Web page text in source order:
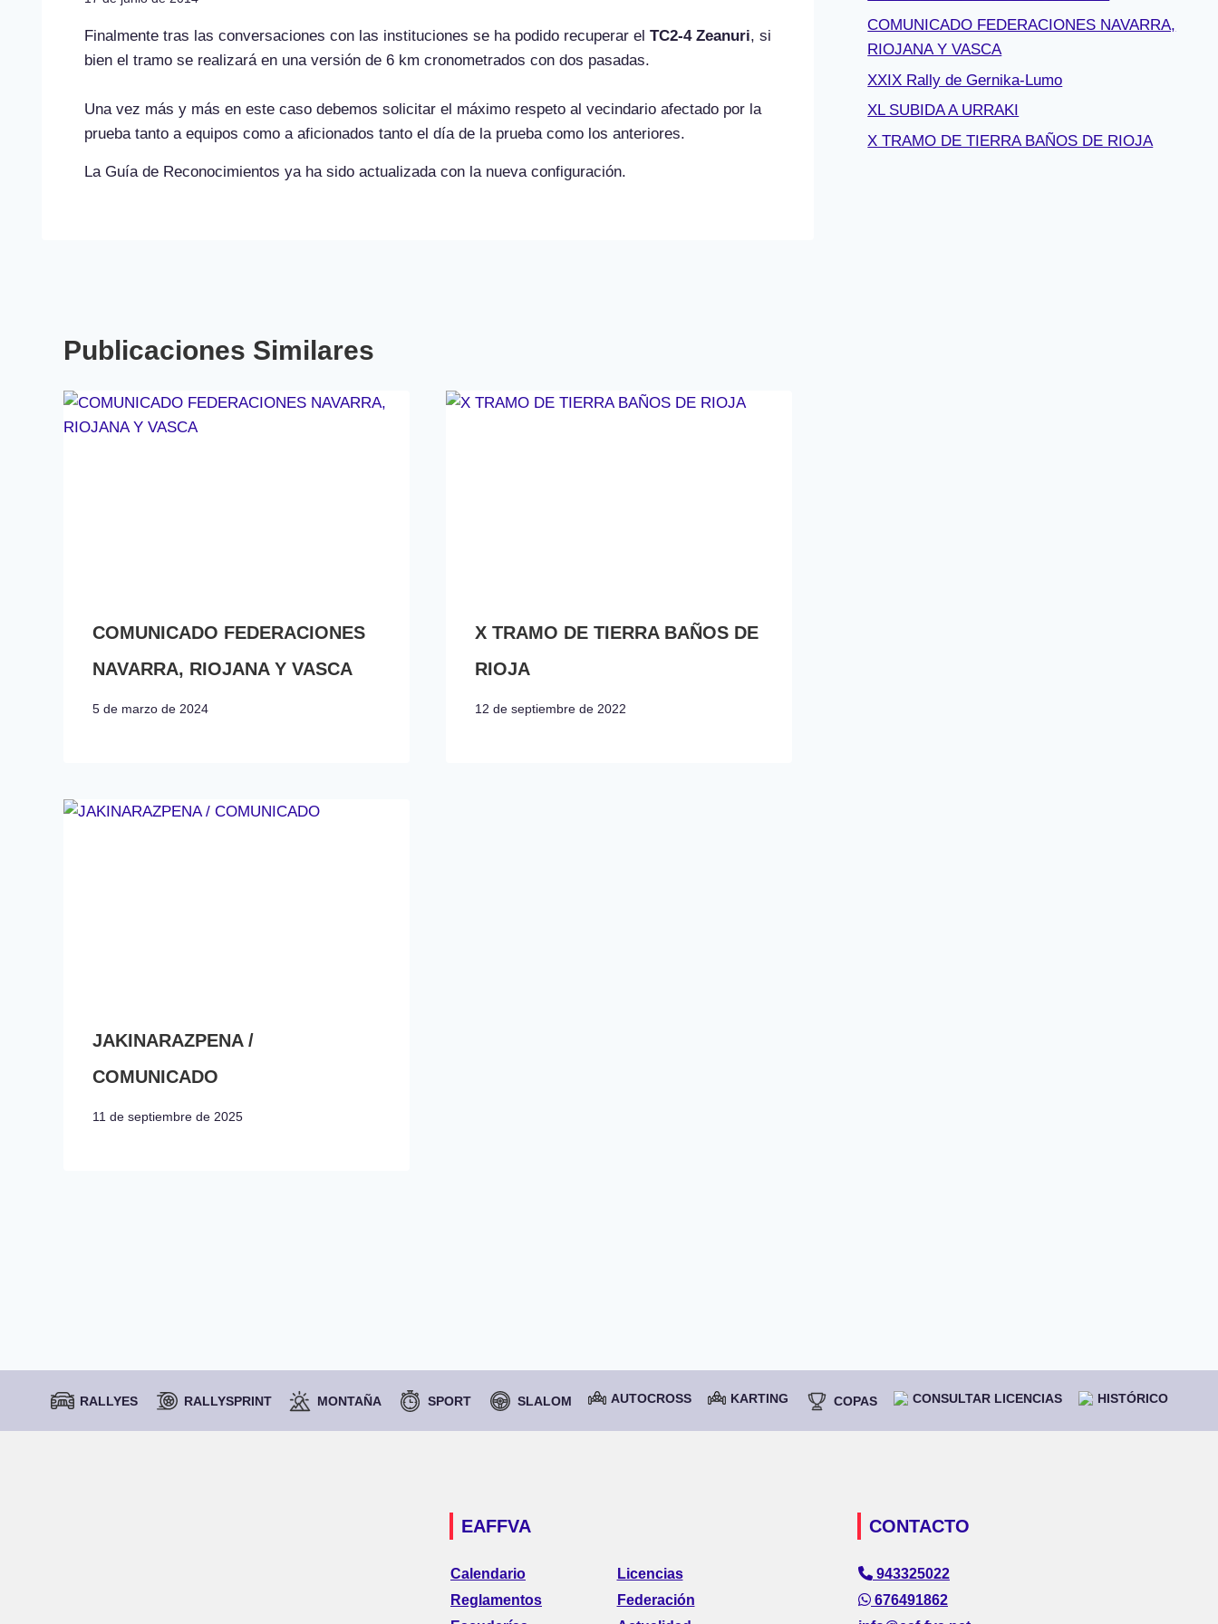
Finalmente tras las conversaciones con las instituciones se ha podido recuperar el TC2-4 Zeanuri, si
bien el tramo se realizará en una versión de 6 km cronometrados con dos pasadas.
Una vez más y más en este caso debemos solicitar el máximo respeto al vecindario afectado por la
prueba tanto a equipos como a aficionados tanto el día de la prueba como los anteriores.
La Guía de Reconocimientos ya ha sido actualizada con la nueva configuración.
Publicaciones Similares
COMUNICADO FEDERACIONES
NAVARRA, RIOJANA Y VASCA
5 de marzo de 2024
X TRAMO DE TIERRA BAÑOS DE
RIOJA
12 de septiembre de 2022
JAKINARAZPENA /
COMUNICADO
11 de septiembre de 2025
COMUNICADO FEDERACIONES NAVARRA,
RIOJANA Y VASCA
XXIX Rally de Gernika-Lumo
XL SUBIDA A URRAKI
X TRAMO DE TIERRA BAÑOS DE RIOJA
RALLYES RALLYSPRINT MONTAÑA SPORT SLALOM AUTOCROSS KARTING COPAS CONSULTAR LICENCIAS HISTÓRICO
EAFFVA
Calendario
Reglamentos
Licencias
Federación
CONTACTO
943325022
676491862